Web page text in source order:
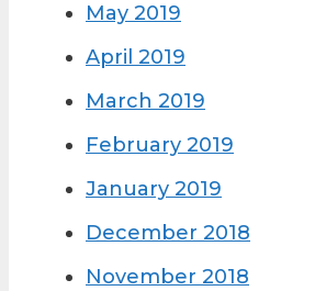
May 2019
April 2019
March 2019
February 2019
January 2019
December 2018
November 2018